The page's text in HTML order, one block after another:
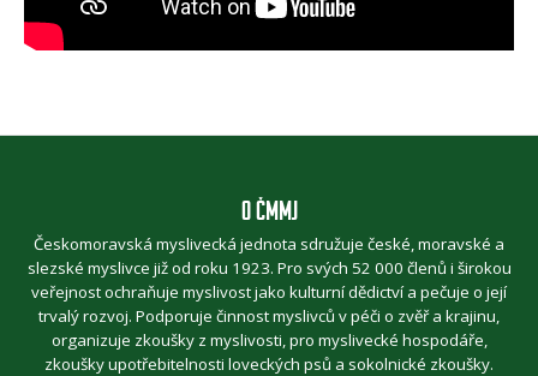
O ČMMJ
Českomoravská myslivecká jednota sdružuje české, moravské a
slezské myslivce již od roku 1923. Pro svých 52 000 členů i širokou
veřejnost ochraňuje myslivost jako kulturní dědictví a pečuje o její
trvalý rozvoj. Podporuje činnost myslivců v péči o zvěř a krajinu,
organizuje zkoušky z myslivosti, pro myslivecké hospodáře,
zkoušky upotřebitelnosti loveckých psů a sokolnické zkoušky.